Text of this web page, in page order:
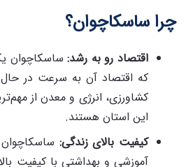
چرا ساسکاچوان؟
اقتصاد رو به رشد:ساسکاچوان
که اقتصاد آن به سرعت در
کشاورزی، انرژی و معدن از
این استان هستند.
کیفیت بالای زندگی:
آموزشی و بهداشتی با کیفیت